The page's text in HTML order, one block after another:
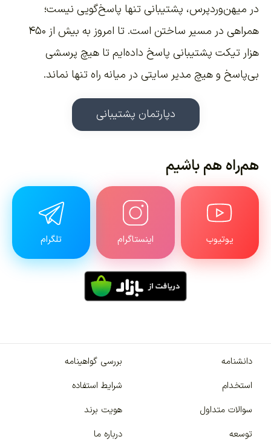
در میهن‌وردپرس، پشتیبانی تنها پاسخ‌گویی نیست؛
همراهی در مسیر ساختن است. تا امروز به بیش از ۴۵۰
هزار تیکت پشتیبانی پاسخ داده‌ایم تا هیچ پرسشی
بی‌پاسخ و هیچ مدیر سایتی در میانه راه تنها نماند.
دپارتمان پشتیبانی
هم‌راه هم باشیم
یوتیوب اینستاگرام تلگرام
دانشنامه
بررسی گواهینامه
استخدام
شرایط استفاده
سوالات متداول
هویت برند
توسعه
درباره ما